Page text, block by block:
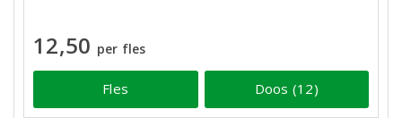
12,50 per fles
Fles Doos (12)